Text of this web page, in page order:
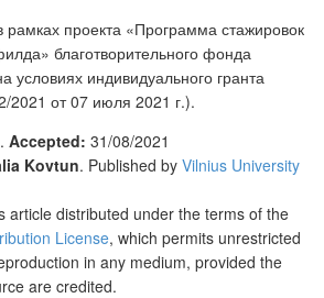
проекта «Программа стажировок
благотворительного фонда
условиях индивидуального гранта
от 07 июля 2021 г.).
Accepted: 31/08/2021
Kovtun. Published by Vilnius University
article distributed under the terms of the
License, which permits unrestricted
in any medium, provided the
are credited.